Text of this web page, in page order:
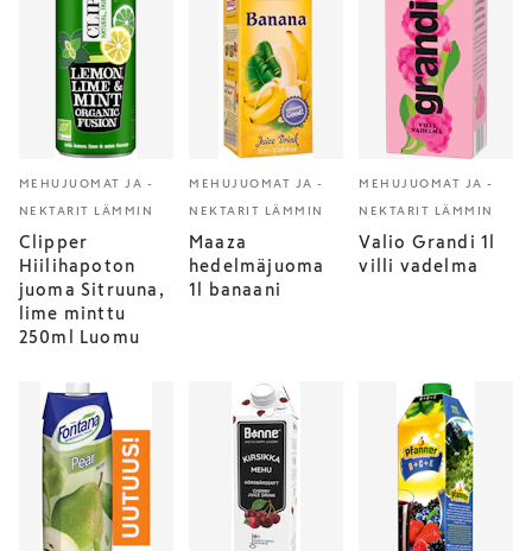
MEHUJUOMAT JA -
NEKTARIT LÄMMIN
Clipper
Hiilihapoton
juoma Sitruuna,
lime minttu
250ml Luomu
MEHUJUOMAT JA -
NEKTARIT LÄMMIN
Maaza
hedelmäjuoma
1l banaani
MEHUJUOMAT JA -
NEKTARIT LÄMMIN
Valio Grandi 1l
villi vadelma